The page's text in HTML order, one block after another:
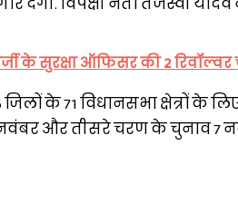
के सुरक्षा ऑफिसर की 2
के 71 विधानसभा क्षेत्रों के
और तीसरे चरण के चुनाव 7